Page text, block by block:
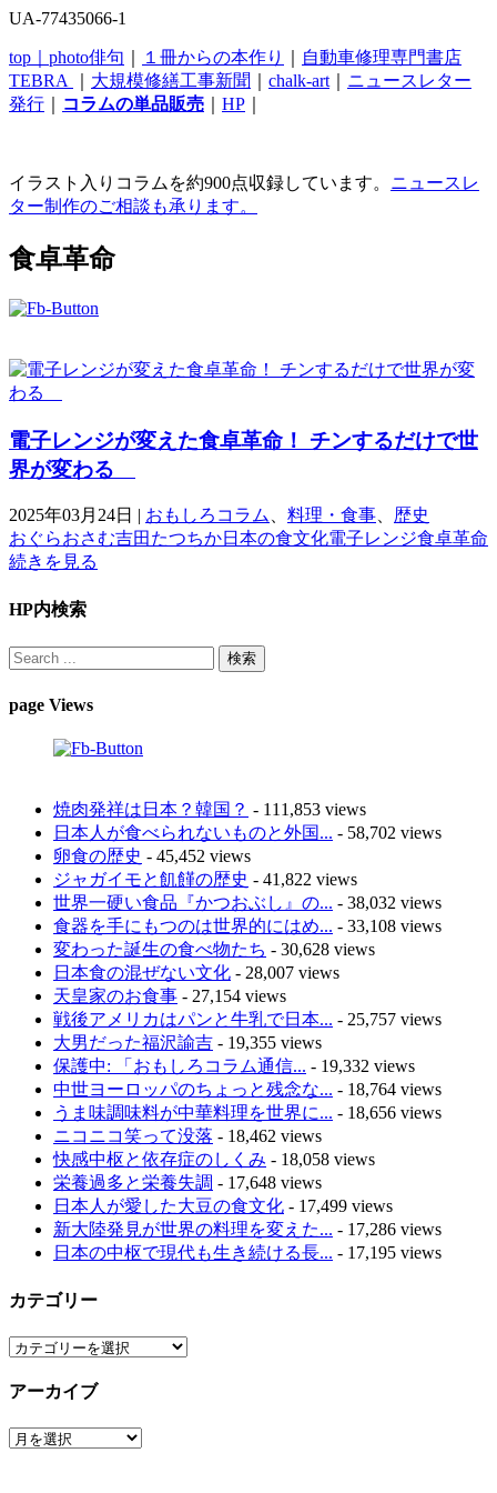
UA-77435066-1
top｜ photo俳句 １冊からの本作り
自動車修理専門書店
TEBRA
大規模修繕工事新聞 chalk-art
ニュースレター
発行
コラムの単品販売 HP
イラスト入りコラムを約900点収録しています。 ニュースレ
ター制作のご相談も承ります。
食卓革命
電子レンジが変えた食卓革命！ チンするだけで世
界が変わる
2025年03月24日 | おもしろコラム 料理・食事
歴史
おぐらおさむ吉田たつちか日本の食文化電子レンジ食卓革命
続きを見る
HP内検索
page Views
焼肉発祥は日本？韓国？ - 111,853 views
日本人が食べられないものと外国... - 58,702 views
卵食の歴史 - 45,452 views
ジャガイモと飢饉の歴史 - 41,822 views
世界一硬い食品『かつおぶし』の... - 38,032 views
食器を手にもつのは世界的にはめ... - 33,108 views
変わった誕生の食べ物たち - 30,628 views
日本食の混ぜない文化 - 28,007 views
天皇家のお食事 - 27,154 views
戦後アメリカはパンと牛乳で日本... - 25,757 views
大男だった福沢諭吉 - 19,355 views
保護中: 「おもしろコラム通信... - 19,332 views
中世ヨーロッパのちょっと残念な... - 18,764 views
うま味調味料が中華料理を世界に... - 18,656 views
ニコニコ笑って没落 - 18,462 views
快感中枢と依存症のしくみ - 18,058 views
栄養過多と栄養失調 - 17,648 views
日本人が愛した大豆の食文化 - 17,499 views
新大陸発見が世界の料理を変えた... - 17,286 views
日本の中枢で現代も生き続ける長... - 17,195 views
カテゴリー
カ
ゴ
ー
アーカイブ
ア